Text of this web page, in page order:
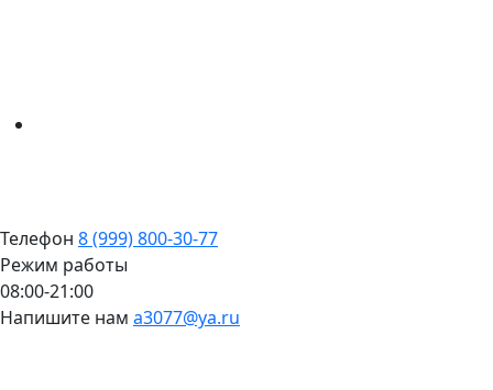
Телефон 8 (999) 800-30-77
Режим работы
08:00-21:00
Напишите нам a3077@ya.ru